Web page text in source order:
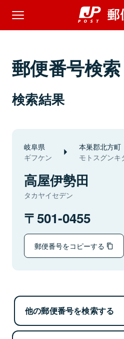
郵便番号検索
検索結果
岐阜県
ギフケン
本巣郡北方町
モトスグンキ
高屋伊勢田
タカヤイセデン
501-0455
郵便番号をコピーする
他の郵便番号を検索する